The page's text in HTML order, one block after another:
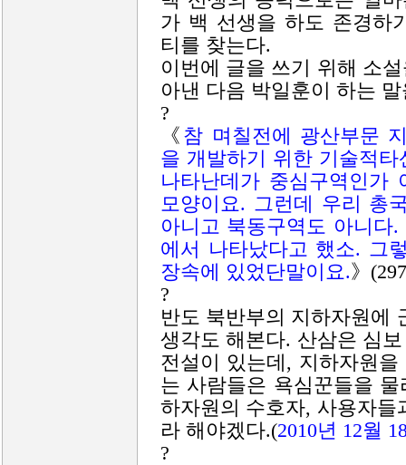
가 백 선생을 하도 존경하
티를 찾는다.
이번에 글을 쓰기 위해 소
아낸 다음 박일훈이 하는
?
《 참 며칠전에 광산부문
을 개발하기 위한 기술적
나타난데가 중심구역인가
모양이요. 그런데 우리 총
아니고 북동구역도 아니다
에서 나타났다고 했소. 그
장속에 있었단말이요.》
?
반도 북반부의 지하자원에
생각도 해본다. 산삼은 심
전설이 있는데, 지하자원
는 사람들은 욕심꾼들을
하자원의 수호자, 사용자
라 해야겠다.(2010년 12월
?